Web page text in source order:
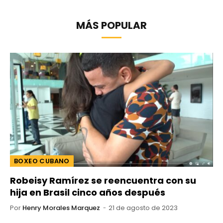
MÁS POPULAR
BOXEO CUBANO
Robeisy Ramírez se reencuentra con su
hija en Brasil cinco años después
Por Henry Morales Marquez 21 de agosto de 2023